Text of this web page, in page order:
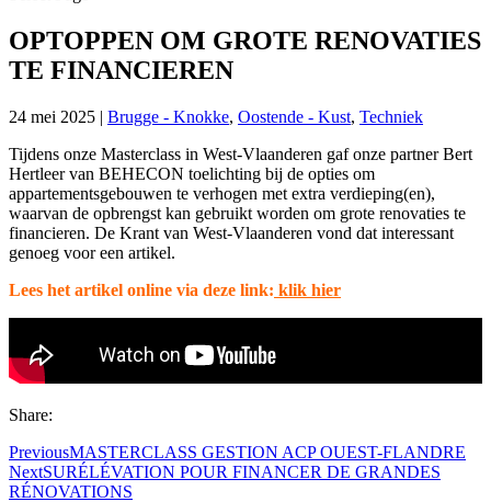
OPTOPPEN OM GROTE RENOVATIES
TE FINANCIEREN
24 mei 2025 | Brugge - Knokke, Oostende - Kust, Techniek
Tijdens onze Masterclass in West-Vlaanderen gaf onze partner Bert
Hertleer van BEHECON toelichting bij de opties om
appartementsgebouwen te verhogen met extra verdieping(en),
waarvan de opbrengst kan gebruikt worden om grote renovaties te
financieren. De Krant van West-Vlaanderen vond dat interessant
genoeg voor een artikel.
Lees het artikel online via deze link: klik hier
Share:
PreviousMASTERCLASS GESTION ACP OUEST-FLANDRE
NextSURÉLÉVATION POUR FINANCER DE GRANDES
RÉNOVATIONS